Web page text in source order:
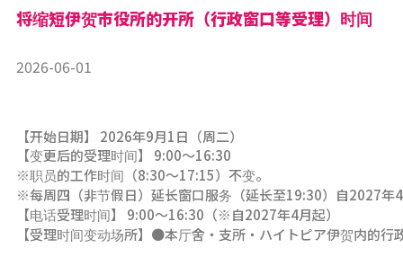
将缩短伊贺市役所的开所（行政窗口等受理）时间
2026-06-01
【开始日期】 2026年9月1日（周二）
【变更后的受理时间】 9:00～16:30
※职员的工作时间（8:30～17:15）不变。
※每周四（非节假日）延长窗口服务（延长至19:30）自2027年
【电话受理时间】 9:00～16:30（※自2027年4月起）
【受理时间变动场所】●本厅舍・支所・ハイトピア伊贺内的